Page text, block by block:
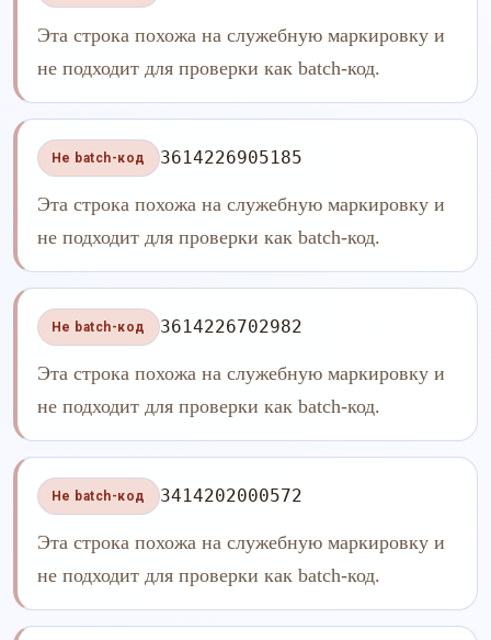
Эта строка похожа на служебную маркировку и
не подходит для проверки как batch-код.
Не batch-код 3614226905185
Эта строка похожа на служебную маркировку и
не подходит для проверки как batch-код.
Не batch-код 3614226702982
Эта строка похожа на служебную маркировку и
не подходит для проверки как batch-код.
Не batch-код 3414202000572
Эта строка похожа на служебную маркировку и
не подходит для проверки как batch-код.